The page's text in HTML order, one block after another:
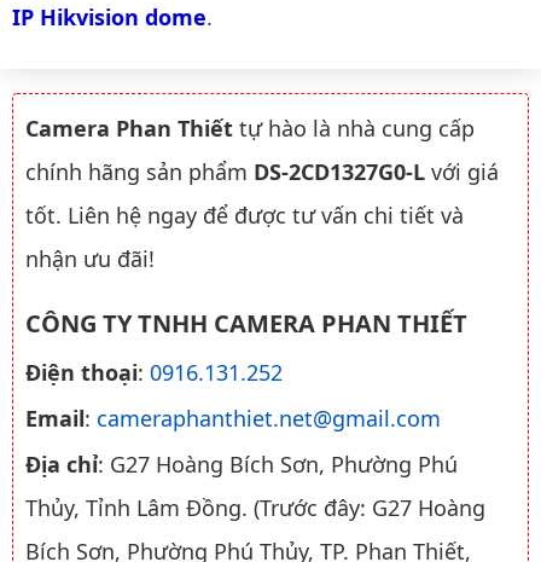
IP Hikvision dome.
Camera Phan Thiết tự hào là nhà cung cấp
chính hãng sản phẩm DS-2CD1327G0-L với giá
tốt. Liên hệ ngay để được tư vấn chi tiết và
nhận ưu đãi!
CÔNG TY TNHH CAMERA PHAN THIẾT
Điện thoại: 0916.131.252
Email: cameraphanthiet.net@gmail.com
Địa chỉ: G27 Hoàng Bích Sơn, Phường Phú
Thủy, Tỉnh Lâm Đồng. (Trước đây: G27 Hoàng
Bích Sơn, Phường Phú Thủy, TP. Phan Thiết,